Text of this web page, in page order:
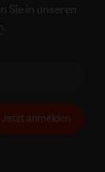
Sie in unseren
.
Jetzt anmelden